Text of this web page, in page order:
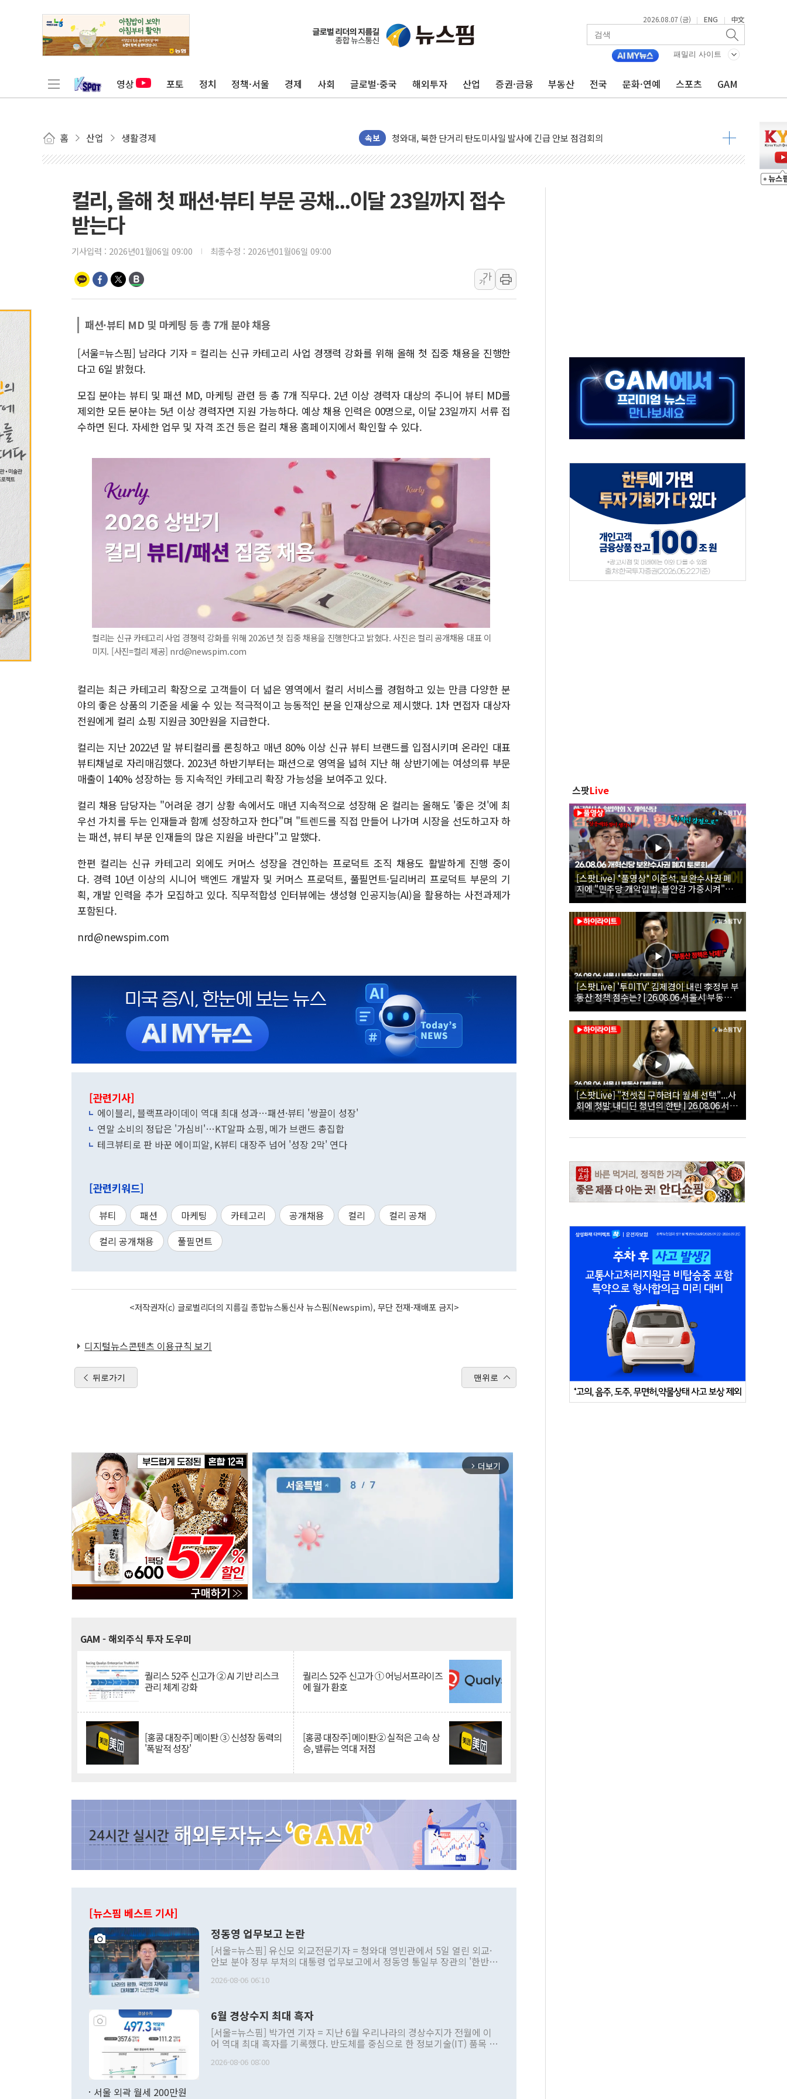
2026.08.07 (금) | ENG | 中文
패밀리 사이트
영상 포토 정치 정책·서울 경제 사회 글로벌·중국 해외투자 산업 증권·금융 부동산 전국 문화·연예 스포츠 GAM
홈 산업 생활경제 속보
리투아니아 국방 "러, 우크라 드론으로 나토 회원국 공격 검토… 거짓 깃발 작전"
구광모, 내주 실리콘밸리서 젠슨 황 재회…로봇·AI 데이터센터·모빌리티 구체화
김정관 장관 "영업이익 N% 성과급 반대…상법·자본시장법 개정 논의"
뉴욕증시 프리뷰, 미 주가선물 AI주 차익실현 속 혼조세...웨스턴디지털·샌디스크↓
금값 7주 만에 최고…美 고용 둔화·호르무즈 재개방 기대에 강세
[인도증시] 중동 긴장 완화에 실적 호조까지, 상승...호실적 보고 기업 상승세 뚜렷
[베트남 증시] 지수 하락 속 'DGC' 임시 주총 기대감에 홀로 상한가…마진 잔액은 사상 최고
'월가의 황제' 다이먼 "금융시장 레버리지 위험수위…숨은 차입이 더 큰 변수"
[3보] 북, 원산서 동해로 단거리 탄도미사일 1발 발사… 올해 10번째·42일 만 도발
우크라 드론 전술, 중남미 콜롬비아에 새 안보 위기… 반군·마약카르텔이 습득해 전투 활용
구미 폐염산처리업체서 불 2시간30여분만에 진화...외국인 노동자 숨져
컬리, 올해 첫 패션·뷰티 부문 공채...이달 23일까지 접수
받는다
기사입력 : 2026년01월06일 09:00 최종수정 : 2026년01월06일 09:00
가
가
패션·뷰티 MD 및 마케팅 등 총 7개 분야 채용
[서울=뉴스핌] 남라다 기자 = 컬리는 신규 카테고리 사업 경쟁력 강화를 위해 올해 첫 집중 채용을 진행한
다고 6일 밝혔다.
모집 분야는 뷰티 및 패션 MD, 마케팅 관련 등 총 7개 직무다. 2년 이상 경력자 대상의 주니어 뷰티 MD를
제외한 모든 분야는 5년 이상 경력자면 지원 가능하다. 예상 채용 인력은 00명으로, 이달 23일까지 서류 접
수하면 된다. 자세한 업무 및 자격 조건 등은 컬리 채용 홈페이지에서 확인할 수 있다.
컬리는 신규 카테고리 사업 경쟁력 강화를 위해 2026년 첫 집중 채용을 진행한다고 밝혔다. 사진은 컬리 공개채용 대표 이
미지. [사진=컬리 제공] nrd@newspim.com
컬리는 최근 카테고리 확장으로 고객들이 더 넓은 영역에서 컬리 서비스를 경험하고 있는 만큼 다양한 분
야의 좋은 상품의 기준을 세울 수 있는 적극적이고 능동적인 분을 인재상으로 제시했다. 1차 면접자 대상자
전원에게 컬리 쇼핑 지원금 30만원을 지급한다.
컬리는 지난 2022년 말 뷰티컬리를 론칭하고 매년 80% 이상 신규 뷰티 브랜드를 입점시키며 온라인 대표
뷰티채널로 자리매김했다. 2023년 하반기부터는 패션으로 영역을 넓혀 지난 해 상반기에는 여성의류 부문
매출이 140% 성장하는 등 지속적인 카테고리 확장 가능성을 보여주고 있다.
컬리 채용 담당자는 "어려운 경기 상황 속에서도 매년 지속적으로 성장해 온 컬리는 올해도 '좋은 것'에 최
우선 가치를 두는 인재들과 함께 성장하고자 한다"며 "트렌드를 직접 만들어 나가며 시장을 선도하고자 하
는 패션, 뷰티 부문 인재들의 많은 지원을 바란다"고 말했다.
한편 컬리는 신규 카테고리 외에도 커머스 성장을 견인하는 프로덕트 조직 채용도 활발하게 진행 중이
다. 경력 10년 이상의 시니어 백엔드 개발자 및 커머스 프로덕트, 풀필먼트·딜리버리 프로덕트 부문의 기
획, 개발 인력을 추가 모집하고 있다. 직무적합성 인터뷰에는 생성형 인공지능(AI)을 활용하는 사전과제가
포함된다.
nrd@newspim.com
[관련기사]
에이블리, 블랙프라이데이 역대 최대 성과…패션·뷰티 '쌍끌이 성장'
연말 소비의 정답은 '가심비'…KT알파 쇼핑, 메가 브랜드 총집합
테크뷰티로 판 바꾼 에이피알, K뷰티 대장주 넘어 '성장 2막' 연다
[관련키워드]
뷰티 패션 마케팅 카테고리 공개채용 컬리
컬리 공채
컬리 공개채용
풀필먼트
<저작권자(c) 글로벌리더의 지름길 종합뉴스통신사 뉴스핌(Newspim), 무단 전재-재배포 금지>
디지털뉴스콘텐츠 이용규칙 보기
뒤로가기 맨위로
arrow_forward_ios 더보기
GAM - 해외주식 투자 도우미
퀄리스 52주 신고가 ② AI 기반 리스크
관리 체계 강화
퀄리스 52주 신고가 ① 어닝서프라이즈
에 월가 환호
[홍콩 대장주] 메이퇀 ③ 신성장 동력의
'폭발적 성장'
[홍콩 대장주] 메이퇀② 실적은 고속 상
승, 밸류는 역대 저점
[뉴스핌 베스트 기사]
정동영 업무보고 논란
[서울=뉴스핌] 유신모 외교전문기자 = 청와대 영빈관에서 5일 열린 외교·
안보 분야 정부 부처의 대통령 업무보고에서 정동영 통일부 장관의 '한반도
발언 중에는 정부 내 조율을 거치지 않은 사안을 정책으로 추진하겠다고 공
주의적 희망에 근거한 비현실적 구상'이라는 비판을 내놨다. 그동안 정 장
관의 대북 정책 관련 발언이 물의를 빚은 적은 여러 번 있지만 대통령과 유
관 부처 장관이 공개적으로 부정적 입장을 표명한 것은 이례적이다. 정 장
관의 무리한 대북 접근법과 월권을 제어해야 한다는 목소리도 높아지고 있
다. [정동영 통일부 장관이 지난달 23일 오후 서울 종로구 정부서울청사에
2026-08-06 06:10
6월 경상수지 최대 흑자
[서울=뉴스핌] 박가연 기자 = 지난 6월 우리나라의 경상수지가 전월에 이
어 역대 최대 흑자를 기록했다. 반도체를 중심으로 한 정보기술(IT) 품목 수
료=한국은행] 한국은행이 6일 발표한 '2026년 6월 국제수지(잠정)'에 따르
2026-08-06 08:00
서울 외곽 월세 200만원
스팟Live
[스팟Live] *풀영상* 이준석, 보완수사권 폐
지에 "민주당 개악입법, 불안감 가중시켜"｜
26.08.06 개혁신당 보완수사권 폐지 토론회
[스팟Live] '투미TV' 김제경이 내린 李정부 부
동산 정책 점수는? | 26.08.06 서울시 부동산
대토론회
[스팟Live] "전셋집 구하려다 월세 선택"...사
회에 첫발 내디딘 청년의 한탄 | 26.08.06 서울
시 부동산 대토론회